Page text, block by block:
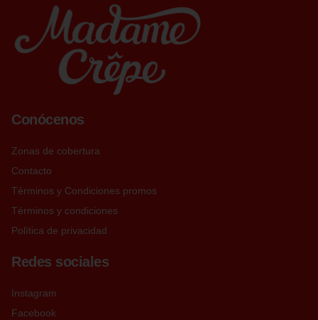
Conócenos
Zonas de cobertura
Contacto
Términos y Condiciones promos
Términos y condiciones
Política de privacidad
Redes sociales
Instagram
Facebook